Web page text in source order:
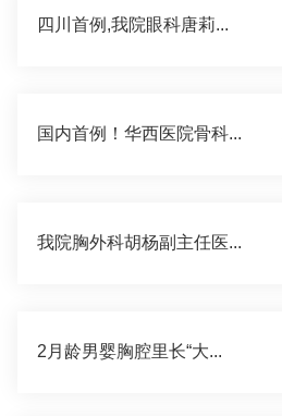
四川首例,我院眼科唐莉...
国内首例！华西医院骨科...
我院胸外科胡杨副主任医...
2月龄男婴胸腔里长“大...